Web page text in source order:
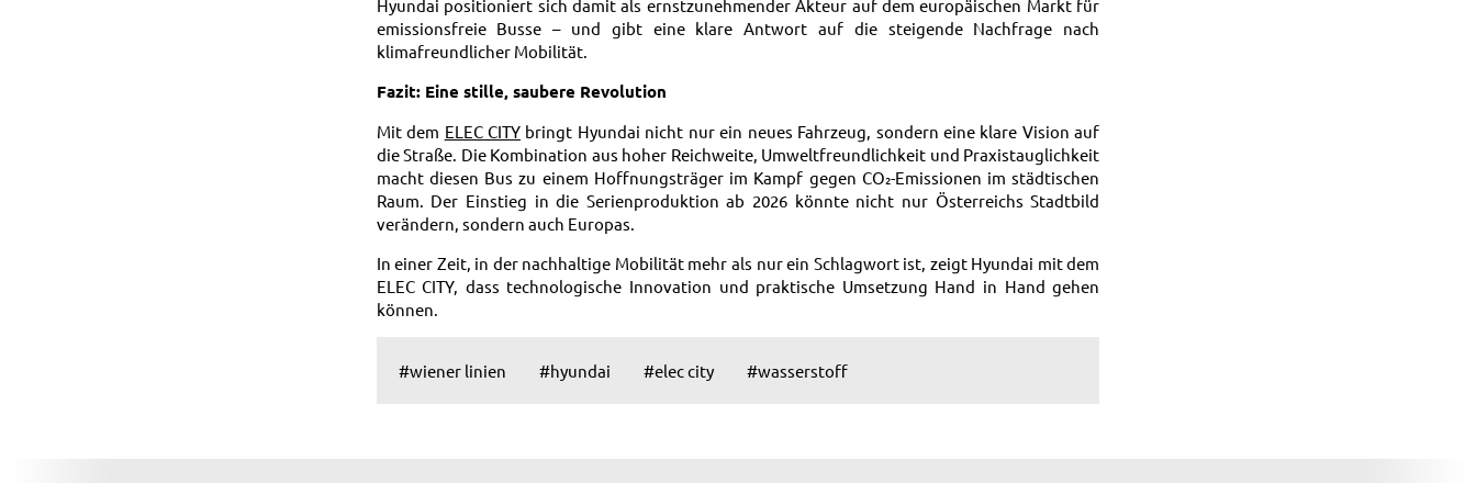
Hyundai positioniert sich damit als ernstzunehmender Akteur auf dem europäischen Markt für
emissionsfreie Busse – und gibt eine klare Antwort auf die steigende Nachfrage nach
klimafreundlicher Mobilität.
Fazit: Eine stille, saubere Revolution
Mit dem ELEC CITY bringt Hyundai nicht nur ein neues Fahrzeug, sondern eine klare Vision auf
die Straße. Die Kombination aus hoher Reichweite, Umweltfreundlichkeit und Praxistauglichkeit
macht diesen Bus zu einem Hoffnungsträger im Kampf gegen CO₂-Emissionen im städtischen
Raum. Der Einstieg in die Serienproduktion ab 2026 könnte nicht nur Österreichs Stadtbild
verändern, sondern auch Europas.
In einer Zeit, in der nachhaltige Mobilität mehr als nur ein Schlagwort ist, zeigt Hyundai mit dem
ELEC CITY, dass technologische Innovation und praktische Umsetzung Hand in Hand gehen
können.
#wiener linien #hyundai #elec city #wasserstoff